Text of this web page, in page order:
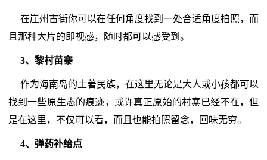
在崖州古街你可以在任何角度找到一处合适角度拍照，而
且那种大片的即视感，随时都可以感受到。
3、黎村苗寨
作为海南岛的土著民族，在这里无论是大人或小孩都可以
找到一些原生态的痕迹，或许真正原始的村寨已经不在，但
是在这里，不仅可以看，而且也能拍照留念，回味无穷。
4、弹药补给点